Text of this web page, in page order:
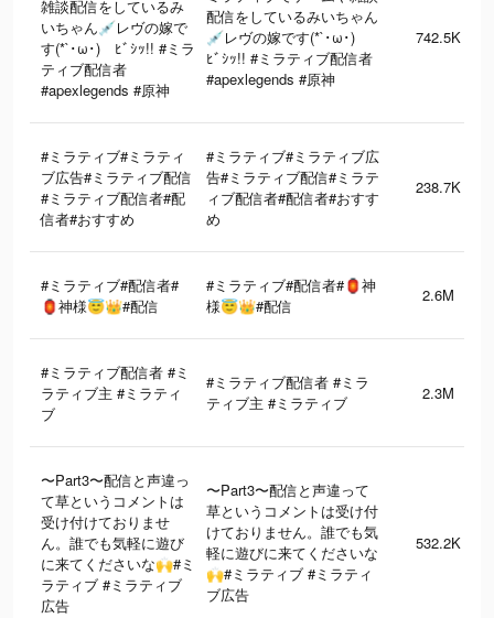
雑談配信をしているみ
いちゃん💉レヴの嫁で
す(*`･ω･)ゞﾋﾞｼｯ!! #ミラ
ティブ配信者
#apexlegends #原神
配信をしているみいちゃん
💉レヴの嫁です(*`･ω･)ゞ
ﾋﾞｼｯ!! #ミラティブ配信者
#apexlegends #原神
742.5K
#ミラティブ#ミラティ
ブ広告#ミラティブ配信
#ミラティブ配信者#配
信者#おすすめ
#ミラティブ#ミラティブ広
告#ミラティブ配信#ミラテ
ィブ配信者#配信者#おすす
め
238.7K
#ミラティブ#配信者#
🏮神様😇👑#配信
#ミラティブ#配信者#🏮神
様😇👑#配信
2.6M
#ミラティブ配信者 #ミ
ラティブ主 #ミラティ
ブ
#ミラティブ配信者 #ミラ
ティブ主 #ミラティブ
2.3M
〜Part3〜配信と声違っ
て草というコメントは
受け付けておりませ
ん。誰でも気軽に遊び
に来てくださいな🙌#ミ
ラティブ #ミラティブ
広告
〜Part3〜配信と声違って
草というコメントは受け付
けておりません。誰でも気
軽に遊びに来てくださいな
🙌#ミラティブ #ミラティ
ブ広告
532.2K